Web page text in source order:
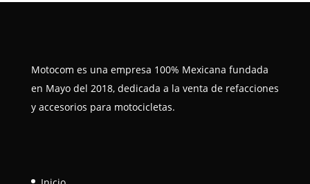
Motocom es una empresa 100% Mexicana fundada
en Mayo del 2018, dedicada a la venta de refacciones
y accesorios para motocicletas.